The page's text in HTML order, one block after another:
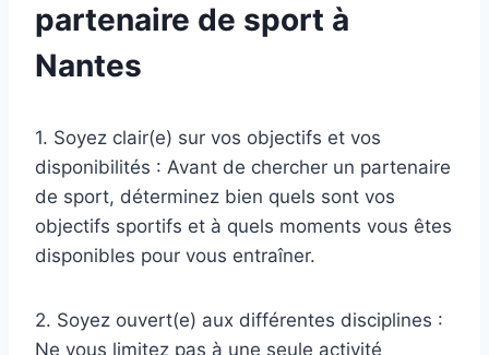
partenaire de sport à
Nantes
1. Soyez clair(e) sur vos objectifs et vos
disponibilités : Avant de chercher un partenaire
de sport, déterminez bien quels sont vos
objectifs sportifs et à quels moments vous êtes
disponibles pour vous entraîner.
2. Soyez ouvert(e) aux différentes disciplines :
Ne vous limitez pas à une seule activité